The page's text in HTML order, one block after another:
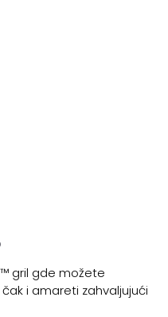
gril gde možete
i amareti zahvaljujući